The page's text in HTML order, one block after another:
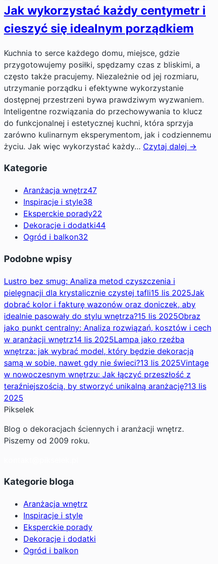
Jak wykorzystać każdy centymetr i
cieszyć się idealnym porządkiem
Kuchnia to serce każdego domu, miejsce, gdzie
przygotowujemy posiłki, spędzamy czas z bliskimi, a
często także pracujemy. Niezależnie od jej rozmiaru,
utrzymanie porządku i efektywne wykorzystanie
dostępnej przestrzeni bywa prawdziwym wyzwaniem.
Inteligentne rozwiązania do przechowywania to klucz
do funkcjonalnej i estetycznej kuchni, która sprzyja
zarówno kulinarnym eksperymentom, jak i codziennemu
życiu. Jak więc wykorzystać każdy… Czytaj dalej →
Kategorie
Aranżacja wnętrz47
Inspiracje i style38
Eksperckie porady22
Dekoracje i dodatki44
Ogród i balkon32
Podobne wpisy
Lustro bez smug: Analiza metod czyszczenia i
pielęgnacji dla krystalicznie czystej tafli15 lis 2025Jak
dobrać kolor i fakturę wazonów oraz doniczek, aby
idealnie pasowały do stylu wnętrza?15 lis 2025Obraz
jako punkt centralny: Analiza rozwiązań, kosztów i cech
w aranżacji wnętrz14 lis 2025Lampa jako rzeźba
wnętrza: jak wybrać model, który będzie dekoracją
samą w sobie, nawet gdy nie świeci?13 lis 2025Vintage
w nowoczesnym wnętrzu: Jak łączyć przeszłość z
teraźniejszością, by stworzyć unikalną aranżację?13 lis
2025
Pikselek
Blog o dekoracjach ściennych i aranżacji wnętrz.
Piszemy od 2009 roku.
Kategorie bloga
Aranżacja wnętrz
Inspiracje i style
Eksperckie porady
Dekoracje i dodatki
Ogród i balkon